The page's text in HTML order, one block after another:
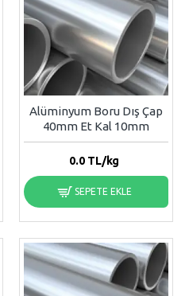
Alüminyum Boru Dış Çap
40mm Et Kal 10mm
0.0TL/kg
SEPETE EKLE